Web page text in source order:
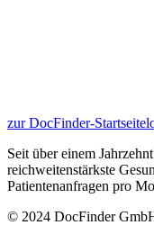
zur DocFinder-Startseite
Seit über einem
reichweitenstärkste
Patientenanfragen pro
© 2024 DocFinder